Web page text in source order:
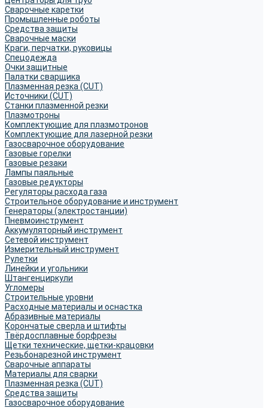
Сварочные каретки
Промышленные роботы
Средства защиты
Сварочные маски
Краги, перчатки, руковицы
Спецодежда
Очки защитные
Палатки сварщика
Плазменная резка (CUT)
Источники (CUT)
Станки плазменной резки
Плазмотроны
Комплектующие для плазмотронов
Комплектующие для лазерной резки
Газосварочное оборудование
Газовые горелки
Газовые резаки
Лампы паяльные
Газовые редукторы
Регуляторы расхода газа
Строительное оборудование и инструмент
Генераторы (электростанции)
Пневмоинструмент
Аккумуляторный инструмент
Сетевой инструмент
Измерительный инструмент
Рулетки
Линейки и угольники
Штангенциркули
Угломеры
Строительные уровни
Расходные материалы и оснастка
Абразивные материалы
Корончатые сверла и штифты
Твёрдосплавные борфрезы
Щетки технические, щетки-крацовки
Резьбонарезной инструмент
Сварочные аппараты
Материалы для сварки
Плазменная резка (CUT)
Средства защиты
Газосварочное оборудование